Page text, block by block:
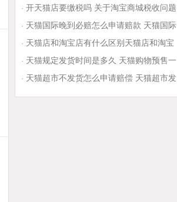
资金
· 开天猫店要缴税吗 关于淘宝商城税收问题
· 天猫国际晚到必赔怎么申请赔款 天猫国际
晚到必赔是商家赔付还是保险公司赔付
· 天猫店和淘宝店有什么区别天猫店和淘宝
店有 天猫店和普通店区别
· 天猫规定发货时间是多久 天猫购物预售一
般几天到货
· 天猫超市不发货怎么申请赔偿 天猫超市发